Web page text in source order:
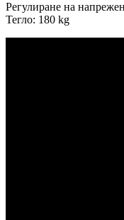
Регулиране на
Тегло: 180 kg